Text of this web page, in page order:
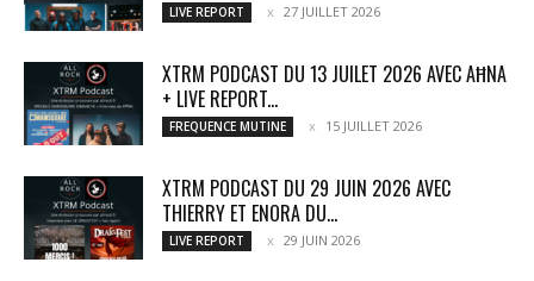
LIVE REPORT 27 JUILLET 2026
XTRM PODCAST DU 13 JUILET 2026 AVEC AĦNA
+ LIVE REPORT...
FREQUENCE MUTINE 15 JUILLET 2026
XTRM PODCAST DU 29 JUIN 2026 AVEC
THIERRY ET ENORA DU...
LIVE REPORT 29 JUIN 2026